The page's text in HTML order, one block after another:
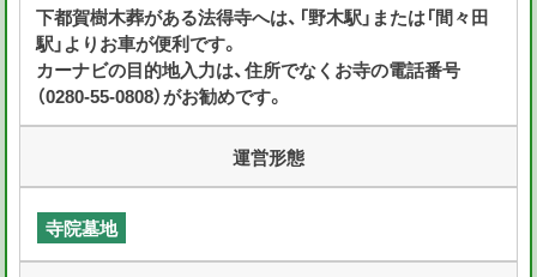
下都賀樹木葬がある法得寺へは、「野木駅」または「間々田
駅」よりお車が便利です。
カーナビの目的地入力は、住所でなくお寺の電話番号
（0280-55-0808）がお勧めです。
運営形態
寺院墓地